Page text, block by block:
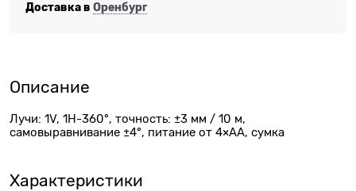
Доставка в Оренбург
Описание
Лучи: 1V, 1H-360°, точность: ±3 мм / 10 м,
самовыравнивание ±4°, питание от 4×АА, сумка
Характеристики